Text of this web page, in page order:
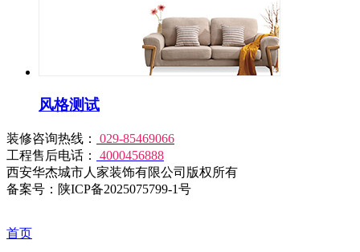
风格测试
装修咨询热线：
029-85469066
工程售后电话：
4000456888
西安华杰城市人家装饰有限公司版权所有
备案号：陕ICP备2025075799-1号
首页